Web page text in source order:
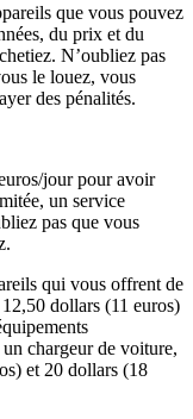
que vous pouvez
du prix et du
N’oubliez pas
le louez, vous
des pénalités.
jour pour avoir
un service
pas que vous
qui vous offrent de
dollars (11 euros)
chargeur de voiture,
et 20 dollars (18